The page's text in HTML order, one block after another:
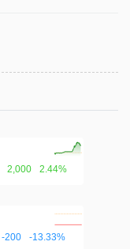
2,000 2.44%
-200 -13.33%